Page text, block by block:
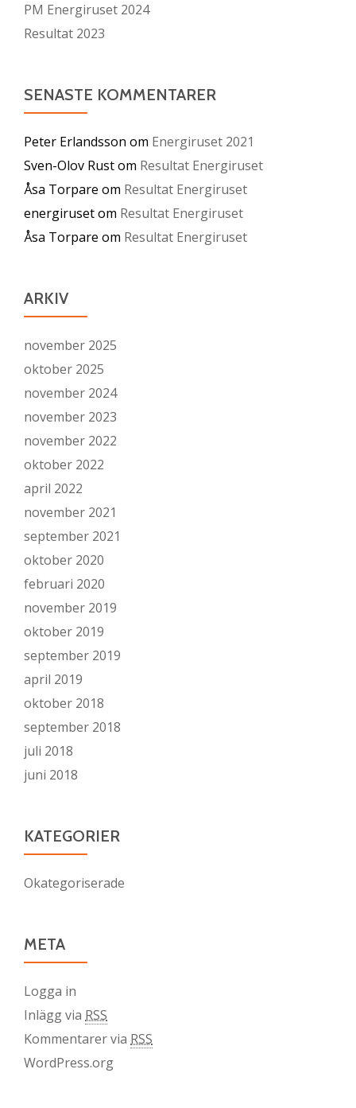
PM Energiruset 2024
Resultat 2023
SENASTE KOMMENTARER
Peter Erlandsson om Energiruset 2021
Sven-Olov Rustom Resultat Energiruset
Åsa Torpare om Resultat Energiruset
energirusetom Resultat Energiruset
Åsa Torpare om Resultat Energiruset
ARKIV
november 2025
oktober 2025
november 2024
november 2023
november 2022
oktober 2022
april 2022
november 2021
september 2021
oktober 2020
februari 2020
november 2019
oktober 2019
september 2019
april 2019
oktober 2018
september 2018
juli 2018
juni 2018
KATEGORIER
Okategoriserade
META
Logga in
Inlägg via RSS
Kommentarer via RSS
WordPress.org